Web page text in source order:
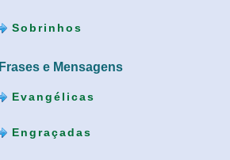
Sobrinhos
Frases e Mensagens
Evangélicas
Engraçadas